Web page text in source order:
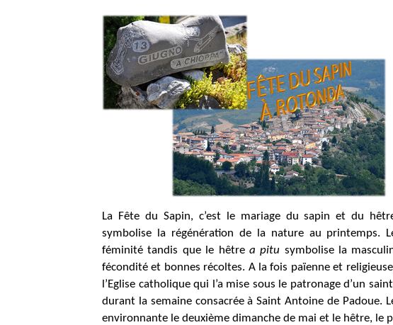
La Fête du Sapin, c’est le mariage du sapin et du
symbolise la régénération de la nature au printemps.
féminité tandis que le hêtre a pitu symbolise la
fécondité et bonnes récoltes. A la fois païenne et
l’Eglise catholique qui l’a mise sous le patronage d’un
durant la semaine consacrée à Saint Antoine de Padoue.
environnante le deuxième dimanche de mai et le hêtre, le